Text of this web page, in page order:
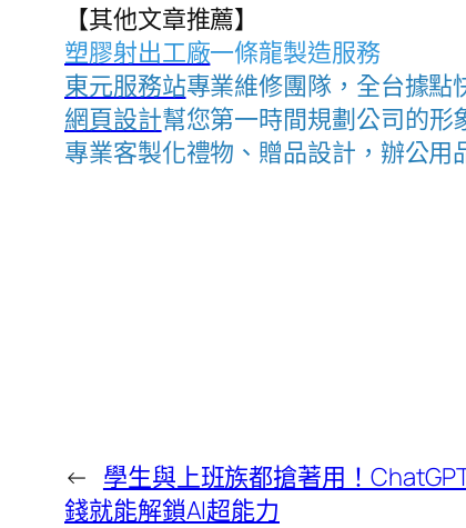
【其他文章推薦】
塑膠射出工廠一條龍製造服務
東元服務站專業維修團隊，全台據點
網頁設計幫您第一時間規劃公司的形
專業客製化禮物、贈品設計，辦公用
← 學生與上班族都搶著用！
錢就能解鎖AI超能力